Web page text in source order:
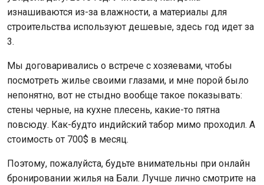
изнашиваются из-за влажности, а материалы для
строительства используют дешевые, здесь год идет за
3.
Мы договаривались о встрече с хозяевами, чтобы
посмотреть жилье своими глазами, и мне порой было
непонятно, вот не стыдно вообще такое показывать:
стены черные, на кухне плесень, какие-то пятна
повсюду. Как-будто индийский табор мимо проходил. А
стоимость от 700$ в месяц.
Поэтому, пожалуйста, будьте внимательны при онлайн
бронировании жилья на Бали. Лучше лично смотрите на